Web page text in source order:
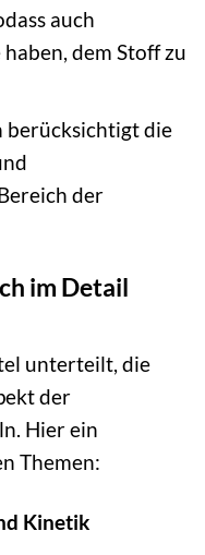
auch
dem Stoff zu
berücksichtigt die
der
im Detail
unterteilt, die
der
Hier ein
Themen:
Kinetik